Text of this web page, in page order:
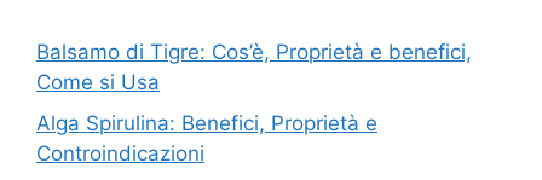
Balsamo di Tigre: Cos’è, Proprietà e benefici,
Come si Usa
Alga Spirulina: Benefici, Proprietà e
Controindicazioni